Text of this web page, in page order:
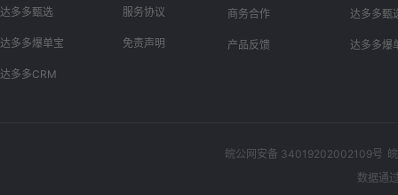
达多多甄选
达多多爆单宝
达多多CRM
服务协议
免责声明
商务合作
产品反馈
达多多甄
达多多爆
皖公网安备 34019202002109号
数据通